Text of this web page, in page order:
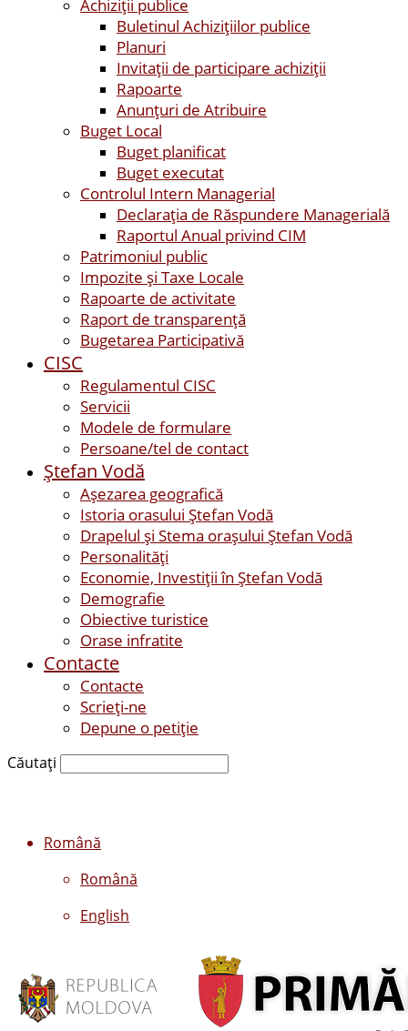
Achiziţii publice
Buletinul Achizițiilor publice
Planuri
Invitaţii de participare achiziții
Rapoarte
Anunțuri de Atribuire
Buget Local
Buget planificat
Buget executat
Controlul Intern Managerial
Declarația de Răspundere Managerială
Raportul Anual privind CIM
Patrimoniul public
Impozite și Taxe Locale
Rapoarte de activitate
Raport de transparenţă
Bugetarea Participativă
CISC
Regulamentul CISC
Servicii
Modele de formulare
Persoane/tel de contact
Ştefan Vodă
Așezarea geografică
Istoria orasului Ştefan Vodă
Drapelul şi Stema oraşului Ştefan Vodă
Personalităţi
Economie, Investiţii în Ştefan Vodă
Demografie
Obiective turistice
Orase infratite
Contacte
Contacte
Scrieți-ne
Depune o petiție
Căutați
Română
Română
English